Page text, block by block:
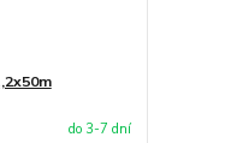
do 3-7 dní